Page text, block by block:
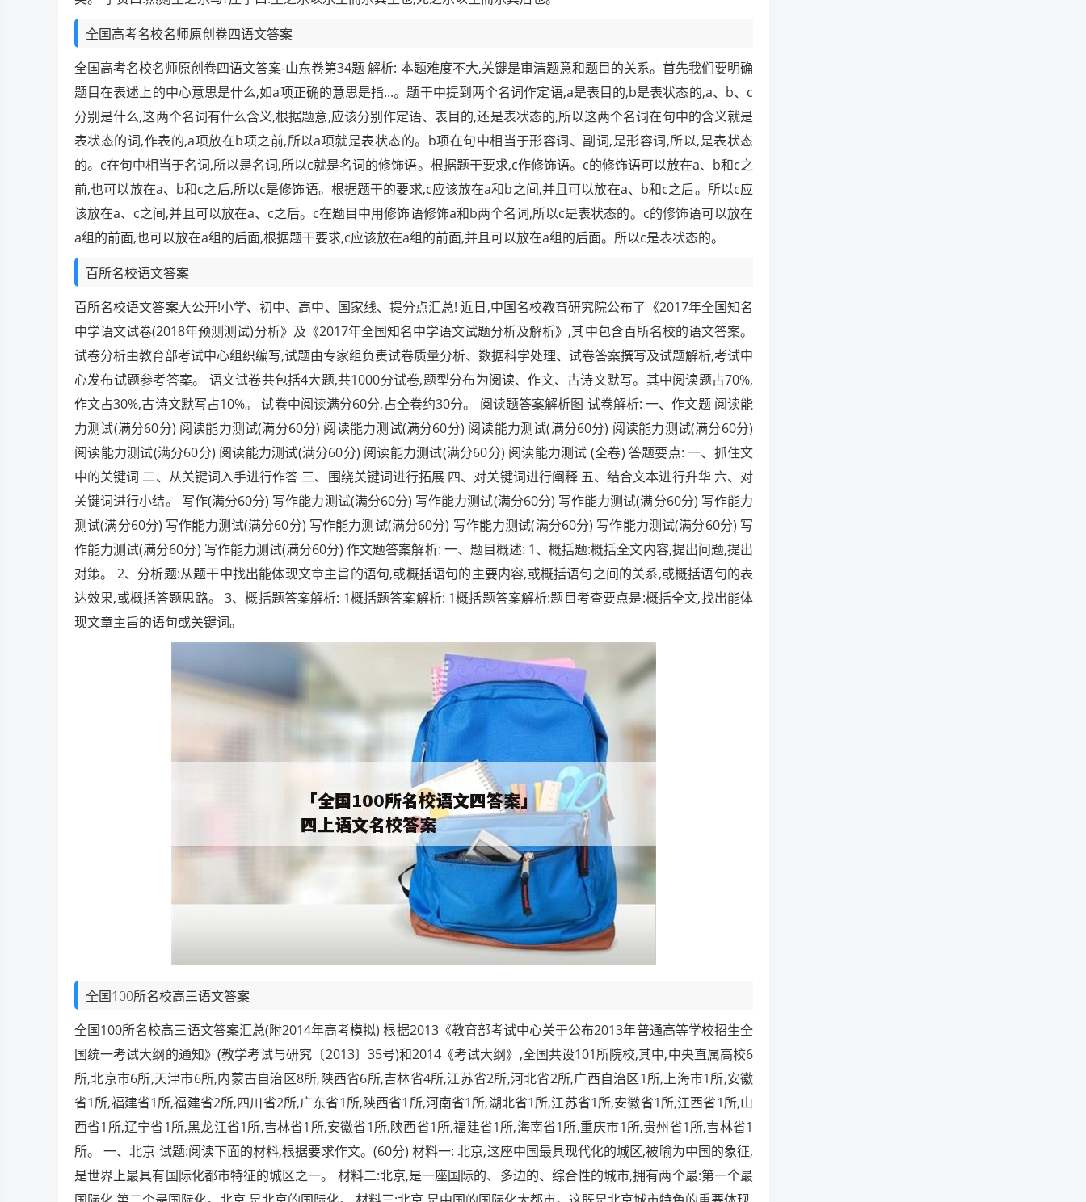
全国高考名校名师原创卷四语文答案
全国高考名校名师原创卷四语文答案-山东卷第34题 解析: 本题难度不大,关键是审清题意和题目的关系。首先我们要明确
题目在表述上的中心意思是什么,如a项正确的意思是指...。题干中提到两个名词作定语,a是表目的,b是表状态的,a、b、c
分别是什么,这两个名词有什么含义,根据题意,应该分别作定语、表目的,还是表状态的,所以这两个名词在句中的含义就是
表状态的词,作表的,a项放在b项之前,所以a项就是表状态的。b项在句中相当于形容词、副词,是形容词,所以,是表状态
的。c在句中相当于名词,所以是名词,所以c就是名词的修饰语。根据题干要求,c作修饰语。c的修饰语可以放在a、b和c之
前,也可以放在a、b和c之后,所以c是修饰语。根据题干的要求,c应该放在a和b之间,并且可以放在a、b和c之后。所以c应
该放在a、c之间,并且可以放在a、c之后。c在题目中用修饰语修饰a和b两个名词,所以c是表状态的。c的修饰语可以放在
a组的前面,也可以放在a组的后面,根据题干要求,c应该放在a组的前面,并且可以放在a组的后面。所以c是表状态的。
百所名校语文答案
百所名校语文答案大公开!小学、初中、高中、国家线、提分点汇总! 近日,中国名校教育研究院公布了《2017年全国知名
中学语文试卷(2018年预测测试)分析》及《2017年全国知名中学语文试题分析及解析》,其中包含百所名校的语文答案。
试卷分析由教育部考试中心组织编写,试题由专家组负责试卷质量分析、数据科学处理、试卷答案撰写及试题解析,考试中
心发布试题参考答案。 语文试卷共包括4大题,共1000分试卷,题型分布为阅读、作文、古诗文默写。其中阅读题占70%,
作文占30%,古诗文默写占10%。 试卷中阅读满分60分,占全卷约30分。 阅读题答案解析图 试卷解析: 一、作文题 阅读能
力测试(满分60分) 阅读能力测试(满分60分) 阅读能力测试(满分60分) 阅读能力测试(满分60分) 阅读能力测试(满分60分)
阅读能力测试(满分60分) 阅读能力测试(满分60分) 阅读能力测试(满分60分) 阅读能力测试 (全卷) 答题要点: 一、抓住文
中的关键词 二、从关键词入手进行作答 三、围绕关键词进行拓展 四、对关键词进行阐释 五、结合文本进行升华 六、对
关键词进行小结。 写作(满分60分) 写作能力测试(满分60分) 写作能力测试(满分60分) 写作能力测试(满分60分) 写作能力
测试(满分60分) 写作能力测试(满分60分) 写作能力测试(满分60分) 写作能力测试(满分60分) 写作能力测试(满分60分) 写
作能力测试(满分60分) 写作能力测试(满分60分) 作文题答案解析: 一、题目概述: 1、概括题:概括全文内容,提出问题,提出
对策。 2、分析题:从题干中找出能体现文章主旨的语句,或概括语句的主要内容,或概括语句之间的关系,或概括语句的表
达效果,或概括答题思路。 3、概括题答案解析: 1概括题答案解析: 1概括题答案解析:题目考查要点是:概括全文,找出能体
现文章主旨的语句或关键词。
全国100所名校高三语文答案
全国100所名校高三语文答案汇总(附2014年高考模拟) 根据2013《教育部考试中心关于公布2013年普通高等学校招生全
国统一考试大纲的通知》(教学考试与研究〔2013〕35号)和2014《考试大纲》,全国共设101所院校,其中,中央直属高校6
所,北京市6所,天津市6所,内蒙古自治区8所,陕西省6所,吉林省4所,江苏省2所,河北省2所,广西自治区1所,上海市1所,安徽
省1所,福建省1所,福建省2所,四川省2所,广东省1所,陕西省1所,河南省1所,湖北省1所,江苏省1所,安徽省1所,江西省1所,山
西省1所,辽宁省1所,黑龙江省1所,吉林省1所,安徽省1所,陕西省1所,福建省1所,海南省1所,重庆市1所,贵州省1所,吉林省1
所。 一、北京 试题:阅读下面的材料,根据要求作文。(60分) 材料一: 北京,这座中国最具现代化的城区,被喻为中国的象征,
是世界上最具有国际化都市特征的城区之一。 材料二:北京,是一座国际的、多边的、综合性的城市,拥有两个最:第一个最